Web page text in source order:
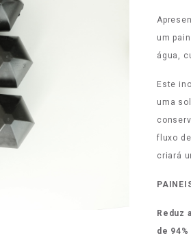
um
água,
Este
uma
fluxo
criará
Reduz
de 94%